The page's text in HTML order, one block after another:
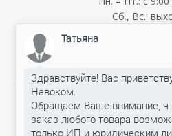
Сб., Вс.:
Пн. – Пт.: с 9:00
О наличии и стоимости
уточняйте у менеджеров по
Татьяна
Здравствуйте! Вас
Навоком.
Обращаем Ваше внимание,
заказ любого товара